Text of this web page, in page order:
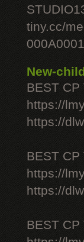
tiny.cc/
New-
BEST CP
https://
https://
BEST CP
https://
https://
BEST CP